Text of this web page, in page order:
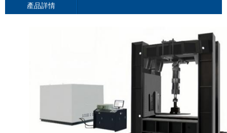
產品詳情